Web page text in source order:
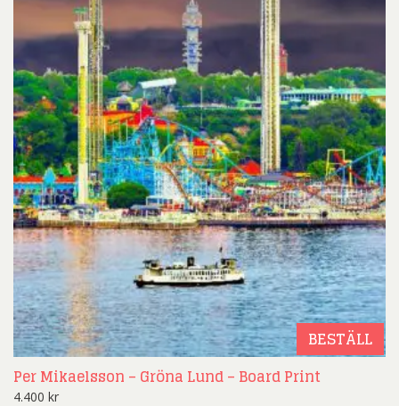
BESTÄLL
Per Mikaelsson – Gröna Lund – Board Print
4.400 kr